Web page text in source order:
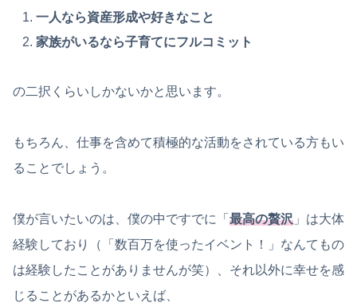
一人なら資産形成や好きなこと
家族がいるなら子育てにフルコミット
の二択くらいしかないかと思います。
もちろん、仕事を含めて積極的な活動をされている方もい
ることでしょう。
僕が言いたいのは、僕の中ですでに「 最高の贅沢 」は大体
経験しており（「数百万を使ったイベント！」なんてもの
は経験したことがありませんが笑）、それ以外に幸せを感
じることがあるかといえば、